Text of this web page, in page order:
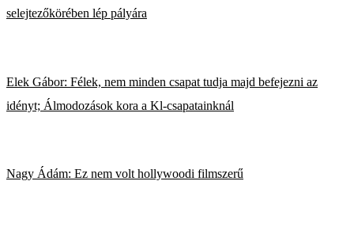
selejtezőkörében lép pályára
Elek Gábor: Félek, nem minden csapat tudja majd befejezni az
idényt; Álmodozások kora a Kl-csapatainknál
Nagy Ádám: Ez nem volt hollywoodi filmszerű